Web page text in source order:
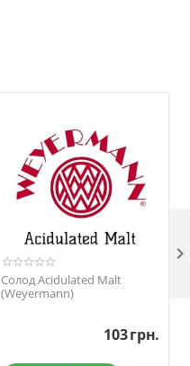
Солод Acidulated Malt
(Weyermann)
103грн.
